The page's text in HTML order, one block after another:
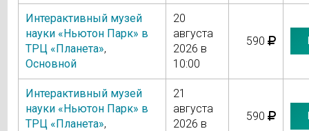
Интерактивный музей
науки «Ньютон Парк» в
ТРЦ «Планета»,
Основной
20
августа
2026 в
10:00
590
Интерактивный музей
науки «Ньютон Парк» в
ТРЦ «Планета»,
21
августа
2026 в
590